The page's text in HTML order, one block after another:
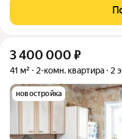
функциональная: одна из
Кухня просторная, где
3 400 000 ₽
41 м² 2-комн. квартира 2
новостройка